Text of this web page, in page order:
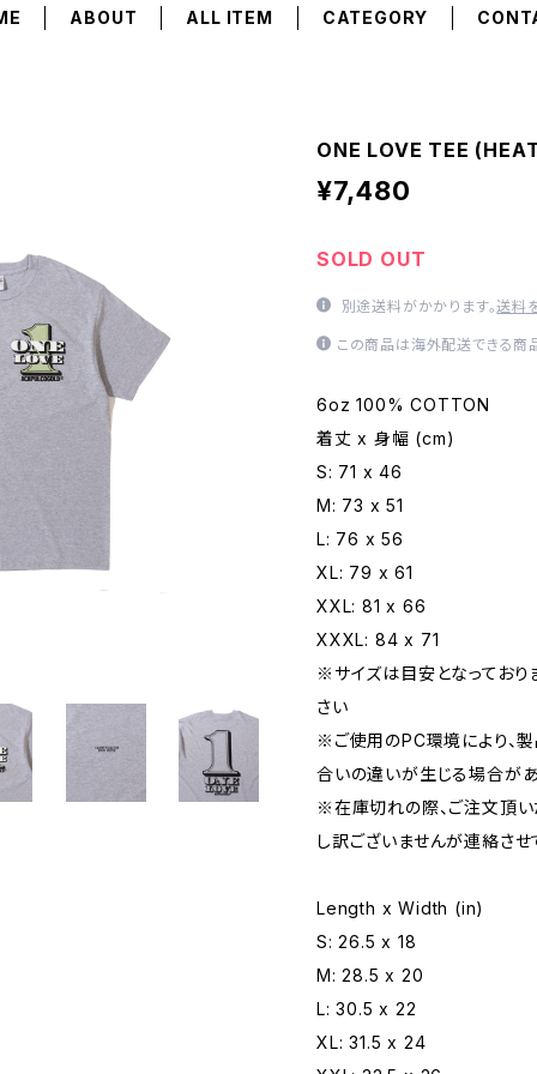
ABOUT ALL ITEM CATEGORY
ONE LOVE TEE
¥7,480
SOLD OUT
別途送料がかかります。送料
この商品は海外配送できる商
6oz 100% COTTON
着丈 x 身幅 (cm)
S: 71 x 46
M: 73 x 51
L: 76 x 56
XL: 79 x 61
XXL: 81 x 66
XXXL: 84 x 71
※サイズは目安となっており
さい
※ご使用のPC環境により、
合いの違いが生じる場合が
※在庫切れの際、ご注文頂
し訳ございませんが連絡さ
Length x Width (in)
S: 26.5 x 18
M: 28.5 x 20
L: 30.5 x 22
XL: 31.5 x 24